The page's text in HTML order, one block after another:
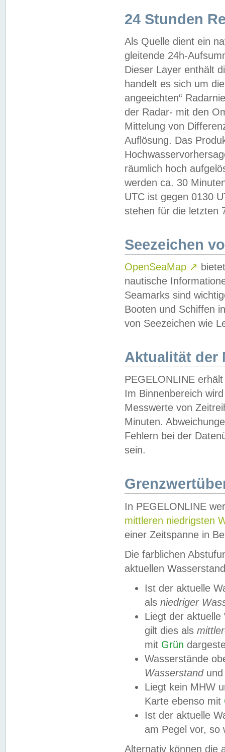
24 Stunden
Als Quelle dient ein
gleitende 24h-
Dieser Layer enthält
handelt es sich um
angeeichten“
der Radar- mit den
Mittelung von
Auflösung. Das
räumlich hoch
werden ca. 30
UTC ist gegen 0130
stehen für die letzten
Seezeichen
OpenSeaMap ↗
nautische
Seamarks sind
Booten und Schiffen
von Seezeichen wie
Aktualität der
PEGELONLINE
Im Binnenbereich
Messwerte von
Minuten.
Fehlern bei der
sein.
In PEGELONLINE
mittleren niedrigsten
einer Zeitspanne in
Die farblichen
aktuellen
Ist der aktuelle
als niedriger
Liegt der
gilt dies als
mit Grün
Wasserstände
Wasserstandund
Liegt kein MHW
Karte ebenso mit
Ist der aktuelle
am Pegel vor,
Alternativ können die